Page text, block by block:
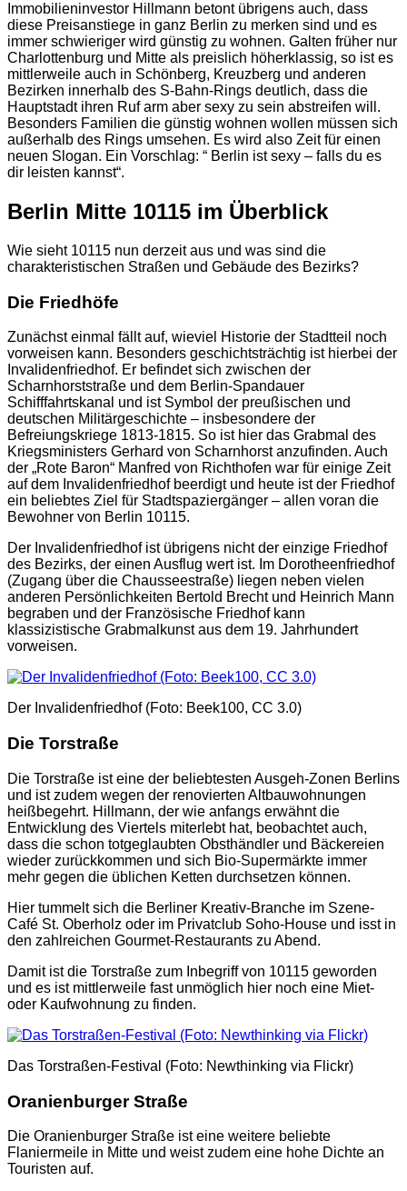
Immobilieninvestor Hillmann betont übrigens auch, dass
diese Preisanstiege in ganz Berlin zu merken sind und es
immer schwieriger wird günstig zu wohnen. Galten früher nur
Charlottenburg und Mitte als preislich höherklassig, so ist es
mittlerweile auch in Schönberg, Kreuzberg und anderen
Bezirken innerhalb des S-Bahn-Rings deutlich, dass die
Hauptstadt ihren Ruf arm aber sexy zu sein abstreifen will.
Besonders Familien die günstig wohnen wollen müssen sich
außerhalb des Rings umsehen. Es wird also Zeit für einen
neuen Slogan. Ein Vorschlag: “ Berlin ist sexy – falls du es
dir leisten kannst“.
Berlin Mitte 10115 im Überblick
Wie sieht 10115 nun derzeit aus und was sind die
charakteristischen Straßen und Gebäude des Bezirks?
Die Friedhöfe
Zunächst einmal fällt auf, wieviel Historie der Stadtteil noch
vorweisen kann. Besonders geschichtsträchtig ist hierbei der
Invalidenfriedhof. Er befindet sich zwischen der
Scharnhorststraße und dem Berlin-Spandauer
Schifffahrtskanal und ist Symbol der preußischen und
deutschen Militärgeschichte – insbesondere der
Befreiungskriege 1813-1815. So ist hier das Grabmal des
Kriegsministers Gerhard von Scharnhorst anzufinden. Auch
der „Rote Baron“ Manfred von Richthofen war für einige Zeit
auf dem Invalidenfriedhof beerdigt und heute ist der Friedhof
ein beliebtes Ziel für Stadtspaziergänger – allen voran die
Bewohner von Berlin 10115.
Der Invalidenfriedhof ist übrigens nicht der einzige Friedhof
des Bezirks, der einen Ausflug wert ist. Im Dorotheenfriedhof
(Zugang über die Chausseestraße) liegen neben vielen
anderen Persönlichkeiten Bertold Brecht und Heinrich Mann
begraben und der Französische Friedhof kann
klassizistische Grabmalkunst aus dem 19. Jahrhundert
vorweisen.
Der Invalidenfriedhof (Foto: Beek100, CC 3.0)
Die Torstraße
Die Torstraße ist eine der beliebtesten Ausgeh-Zonen Berlins
und ist zudem wegen der renovierten Altbauwohnungen
heißbegehrt. Hillmann, der wie anfangs erwähnt die
Entwicklung des Viertels miterlebt hat, beobachtet auch,
dass die schon totgeglaubten Obsthändler und Bäckereien
wieder zurückkommen und sich Bio-Supermärkte immer
mehr gegen die üblichen Ketten durchsetzen können.
Hier tummelt sich die Berliner Kreativ-Branche im Szene-
Café St. Oberholz oder im Privatclub Soho-House und isst in
den zahlreichen Gourmet-Restaurants zu Abend.
Damit ist die Torstraße zum Inbegriff von 10115 geworden
und es ist mittlerweile fast unmöglich hier noch eine Miet-
oder Kaufwohnung zu finden.
Das Torstraßen-Festival (Foto: Newthinking via Flickr)
Oranienburger Straße
Die Oranienburger Straße ist eine weitere beliebte
Flaniermeile in Mitte und weist zudem eine hohe Dichte an
Touristen auf.